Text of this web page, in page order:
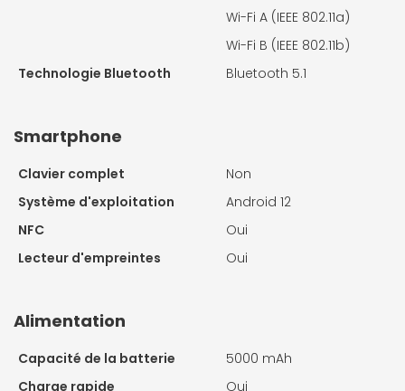
Wi-Fi A (IEEE 802.11a)
Wi-Fi B (IEEE 802.11b)
Technologie Bluetooth
Bluetooth 5.1
Smartphone
Clavier complet
Non
Système d'exploitation
Android 12
NFC
Oui
Lecteur d'empreintes
Oui
Alimentation
Capacité de la batterie
5000 mAh
Charge rapide
Oui